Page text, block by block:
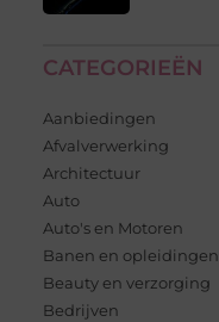
CATEGORIEËN
Aanbiedingen
Afvalverwerking
Architectuur
Auto
Auto's en Motoren
Banen en opleidingen
Beauty en verzorging
Bedrijven